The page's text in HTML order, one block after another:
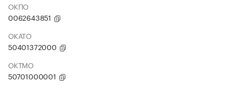
ОКПО
0062643851
ОКАТО
50401372000
ОКТМО
50701000001